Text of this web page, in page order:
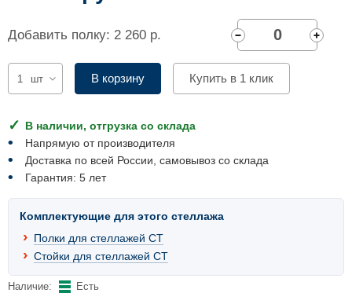
Добавить полку: 2 260 р.
шт В корзину Купить в 1 клик
В наличии, отгрузка со склада
Напрямую от производителя
Доставка по всей России, самовывоз со склада
Гарантия: 5 лет
Комплектующие для этого стеллажа
Полки для стеллажей СТ
Стойки для стеллажей СТ
Наличие: Есть